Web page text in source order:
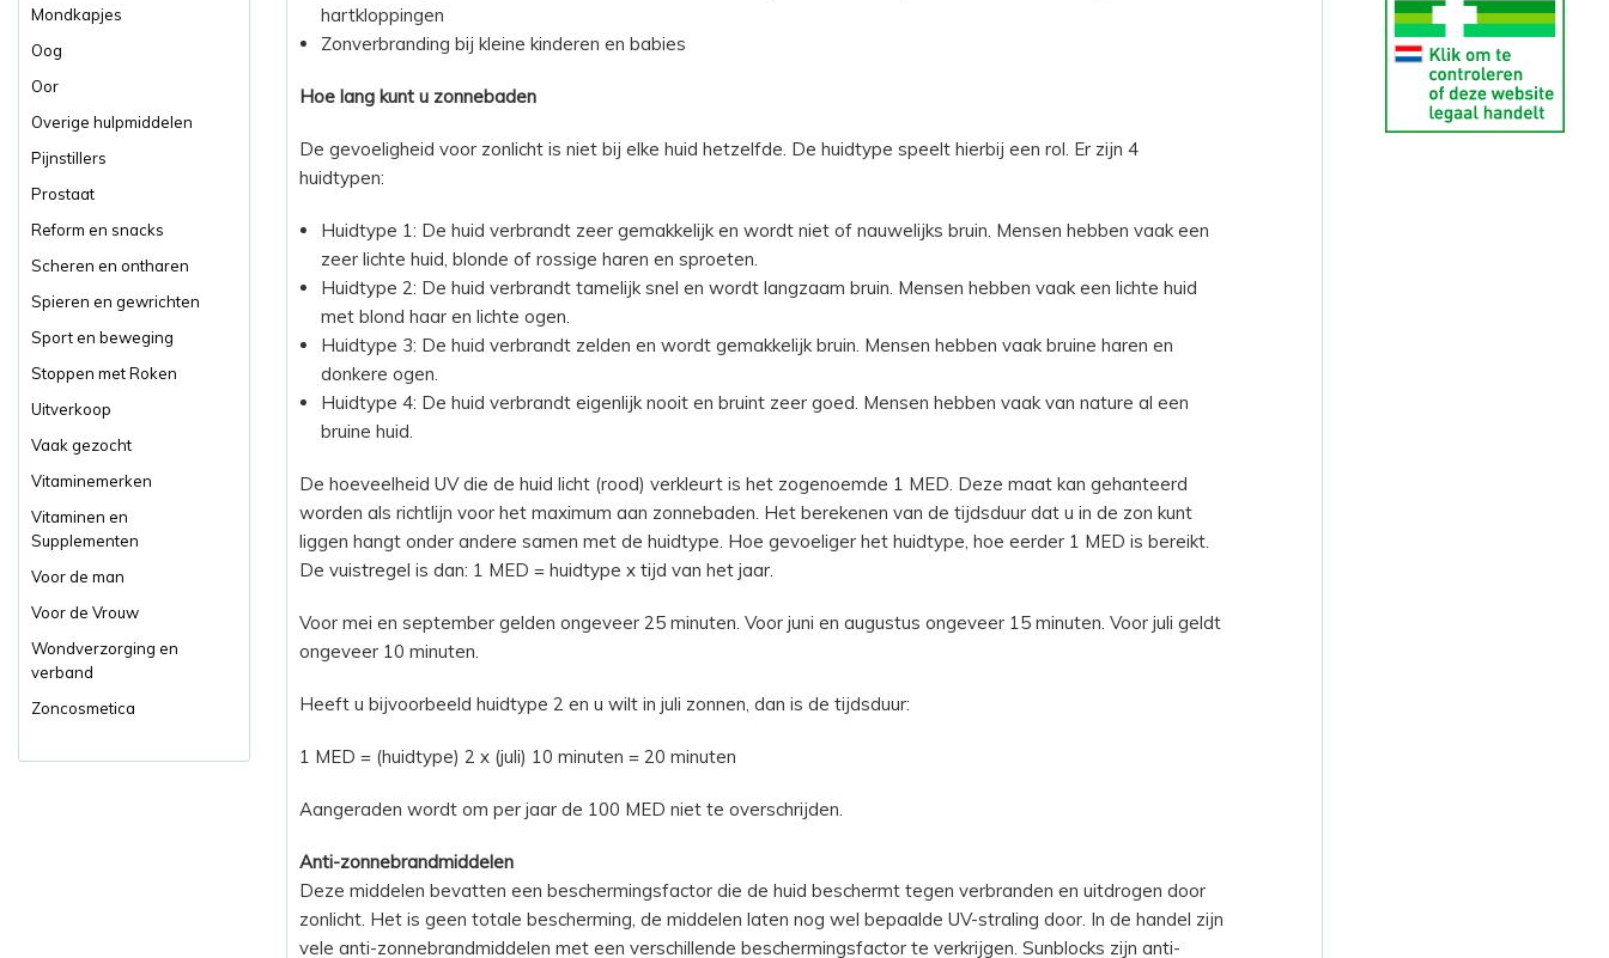
Mondkapjes
Oog
Oor
Overige hulpmiddelen
Pijnstillers
Prostaat
Reform en snacks
Scheren en ontharen
Spieren en gewrichten
Sport en beweging
Stoppen met Roken
Uitverkoop
Vaak gezocht
Vitaminemerken
Vitaminen en
Supplementen
Voor de man
Voor de Vrouw
Wondverzorging en
verband
Zoncosmetica
hartkloppingen
Zonverbranding bij kleine kinderen en babies
Hoe lang kunt u zonnebaden
De gevoeligheid voor zonlicht is niet bij elke huid hetzelfde. De huidtype speelt hierbij een rol. Er zijn 4
huidtypen:
Huidtype 1: De huid verbrandt zeer gemakkelijk en wordt niet of nauwelijks bruin. Mensen hebben vaak een
zeer lichte huid, blonde of rossige haren en sproeten.
Huidtype 2: De huid verbrandt tamelijk snel en wordt langzaam bruin. Mensen hebben vaak een lichte huid
met blond haar en lichte ogen.
Huidtype 3: De huid verbrandt zelden en wordt gemakkelijk bruin. Mensen hebben vaak bruine haren en
donkere ogen.
Huidtype 4: De huid verbrandt eigenlijk nooit en bruint zeer goed. Mensen hebben vaak van nature al een
bruine huid.
De hoeveelheid UV die de huid licht (rood) verkleurt is het zogenoemde 1 MED. Deze maat kan gehanteerd
worden als richtlijn voor het maximum aan zonnebaden. Het berekenen van de tijdsduur dat u in de zon kunt
liggen hangt onder andere samen met de huidtype. Hoe gevoeliger het huidtype, hoe eerder 1 MED is bereikt.
De vuistregel is dan: 1 MED = huidtype x tijd van het jaar.
Voor mei en september gelden ongeveer 25 minuten. Voor juni en augustus ongeveer 15 minuten. Voor juli geldt
ongeveer 10 minuten.
Heeft u bijvoorbeeld huidtype 2 en u wilt in juli zonnen, dan is de tijdsduur:
1 MED = (huidtype) 2 x (juli) 10 minuten = 20 minuten
Aangeraden wordt om per jaar de 100 MED niet te overschrijden.
Anti-zonnebrandmiddelen
Deze middelen bevatten een beschermingsfactor die de huid beschermt tegen verbranden en uitdrogen door
zonlicht. Het is geen totale bescherming, de middelen laten nog wel bepaalde UV-straling door. In de handel zijn
vele anti-zonnebrandmiddelen met een verschillende beschermingsfactor te verkrijgen. Sunblocks zijn anti-